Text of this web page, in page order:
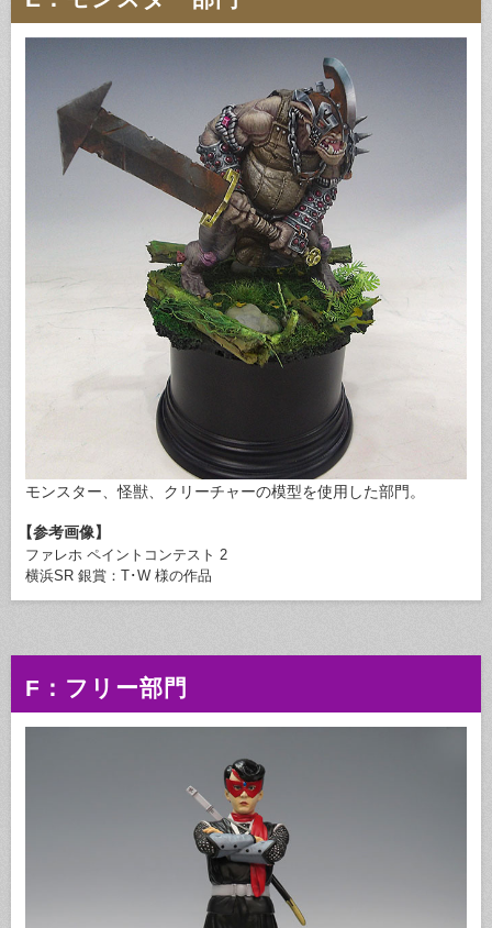
モンスター、怪獣、クリーチャーの模型を使用した部門。
【参考画像】
ファレホ ペイントコンテスト 2
横浜SR 銀賞：T･W 様の作品
F：フリー部門